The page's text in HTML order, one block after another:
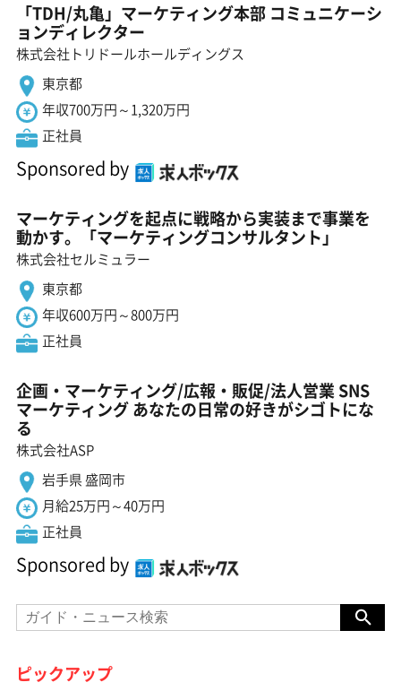
「TDH/丸亀」マーケティング本部 コミュニケーシ
ョンディレクター
株式会社トリドールホールディングス
東京都
年収700万円～1,320万円
正社員
Sponsored by
マーケティングを起点に戦略から実装まで事業を
動かす。「マーケティングコンサルタント」
株式会社セルミュラー
東京都
年収600万円～800万円
正社員
企画・マーケティング/広報・販促/法人営業 SNS
マーケティング あなたの日常の好きがシゴトにな
る
株式会社ASP
岩手県 盛岡市
月給25万円～40万円
正社員
Sponsored by
ピックアップ